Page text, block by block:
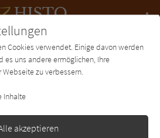
Charts Newsletter
2009 Bibliogr. Angaben
Cookies verwendet. Einige davon werden
uns andere ermöglichen, Ihre
zu verbessern.
Inhalte
akzeptieren